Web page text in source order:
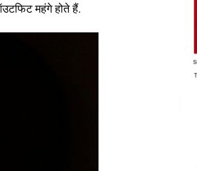
महंगे होते हैं.